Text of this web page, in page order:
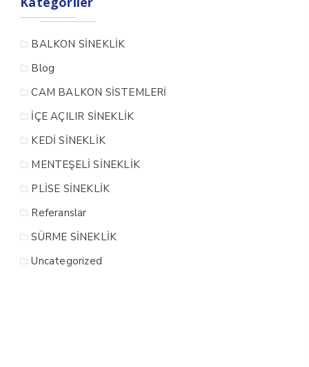
BALKON SİNEKLİK
Blog
CAM BALKON SİSTEMLERİ
İÇE AÇILIR SİNEKLİK
KEDİ SİNEKLİK
MENTEŞELİ SİNEKLİK
PLİSE SİNEKLİK
Referanslar
SÜRME SİNEKLİK
Uncategorized